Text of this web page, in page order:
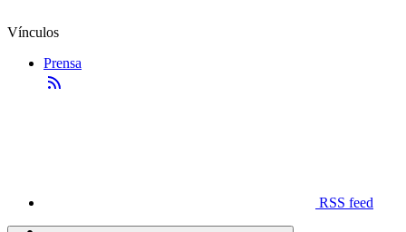
Vínculos
Prensa
RSS feed